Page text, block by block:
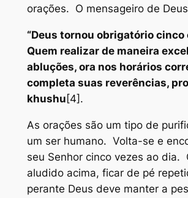
orações. O mensageiro de
“Deus tornou obrigatório cinco
Quem realizar de maneira
abluções, ora nos horários
completa suas reverências,
khushu [4].
As orações são um tipo de
um ser humano. Volta-se e
seu Senhor cinco vezes ao dia.
aludido acima, ficar de pé
perante Deus deve manter a